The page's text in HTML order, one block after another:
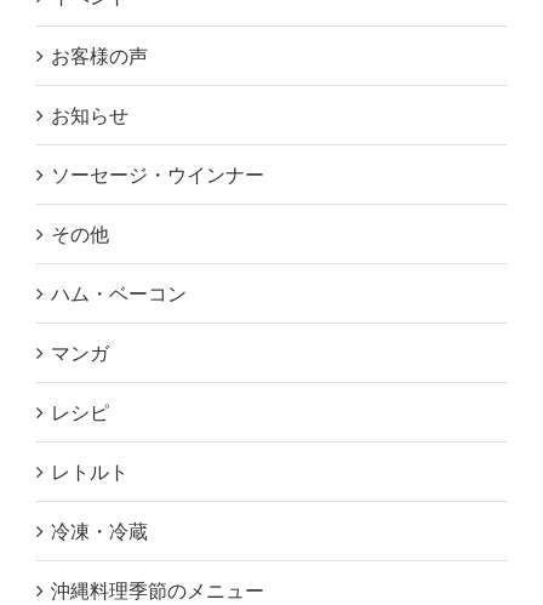
お客様の声
お知らせ
ソーセージ・ウインナー
その他
ハム・ベーコン
マンガ
レシピ
レトルト
冷凍・冷蔵
沖縄料理季節のメニュー